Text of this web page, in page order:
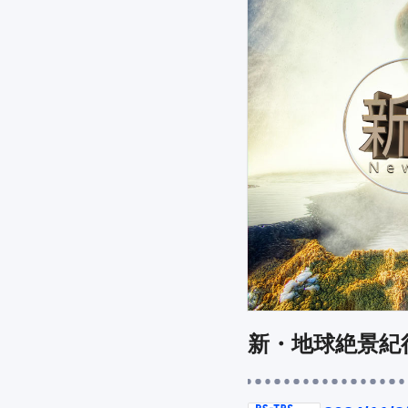
新・地球絶景紀